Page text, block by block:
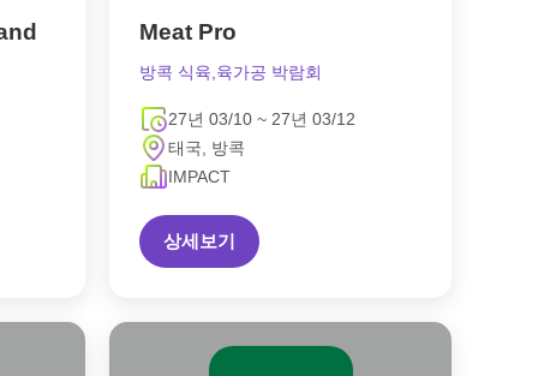
Meat Pro
방콕 식육,육가공 박람회
27년 03/10 ~ 27년 03/12
태국, 방콕
IMPACT
상세보기